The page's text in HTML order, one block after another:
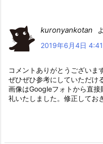
kuronyankotan
2019年6月4日
コメントありがとうございま
ぜひぜひ参考にしていただけ
画像はGoogleフォトから直
礼いたしました。修正してお